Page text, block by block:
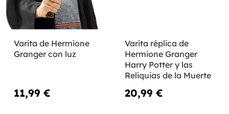
Varita de Hermione
Granger con luz
11,99 €
Varita réplica de
Hermione Granger
Harry Potter y las
Reliquias de la Muerte
20,99 €